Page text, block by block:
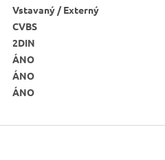
Vstavaný / Externý
CVBS
2DIN
ÁNO
ÁNO
ÁNO